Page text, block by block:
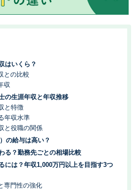
はいくら？
との比較
収
の生涯年収と年収推移
と特徴
年収水準
と役職の関係
の給与は高い？
る？勤務先ごとの相場比較
には？年収1,000万円以上を目指す3つ
専門性の強化